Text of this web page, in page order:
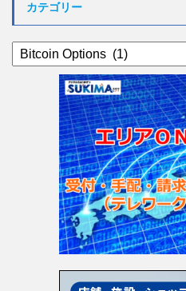
カテゴリー
カ
テ